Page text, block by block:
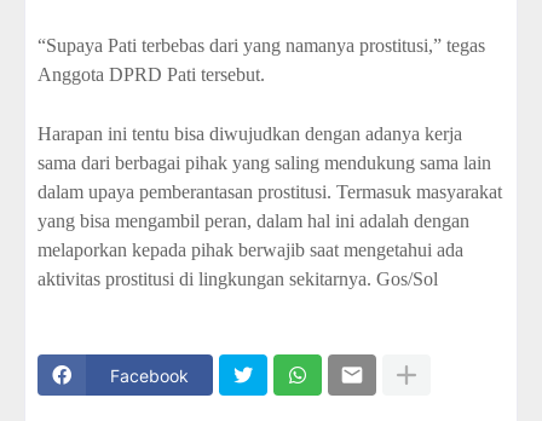
“Supaya Pati terbebas dari yang namanya prostitusi,” tegas
Anggota DPRD Pati tersebut.
Harapan ini tentu bisa diwujudkan dengan adanya kerja
sama dari berbagai pihak yang saling mendukung sama lain
dalam upaya pemberantasan prostitusi. Termasuk masyarakat
yang bisa mengambil peran, dalam hal ini adalah dengan
melaporkan kepada pihak berwajib saat mengetahui ada
aktivitas prostitusi di lingkungan sekitarnya. Gos/Sol
Facebook